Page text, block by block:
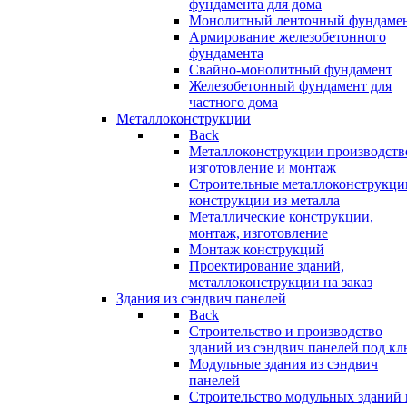
фундамента для дома
Монолитный ленточный
Армирование железобетонного
фундамента
Свайно-монолитный фундамент
Железобетонный фундамент для
частного дома
Металлоконструкции
Back
Металлоконструкции
изготовление и монтаж
Строительные
конструкции из металла
Металлические конструкции,
монтаж, изготовление
Монтаж конструкций
Проектирование зданий,
металлоконструкции на заказ
Здания из сэндвич панелей
Back
Строительство и производство
зданий из сэндвич панелей под
Модульные здания из сэндвич
панелей
Строительство модульных зданий